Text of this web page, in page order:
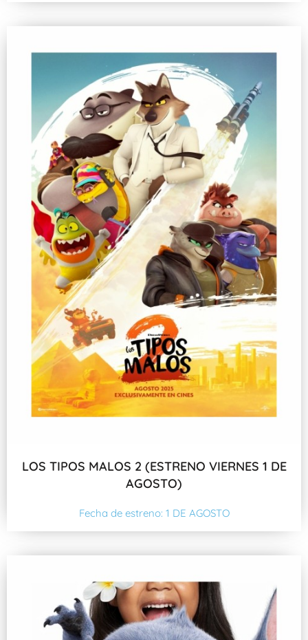
LOS TIPOS MALOS 2 (ESTRENO VIERNES 1 DE
AGOSTO)
Fecha de estreno: 1 DE AGOSTO